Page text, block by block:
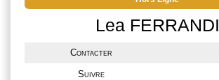
Lea FERRANDI
Contacter
Suivre